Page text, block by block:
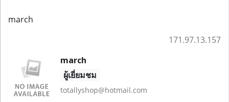
march
171.97.13.157
march
ผู้เยี่ยมชม
totallyshop@hotmail.com